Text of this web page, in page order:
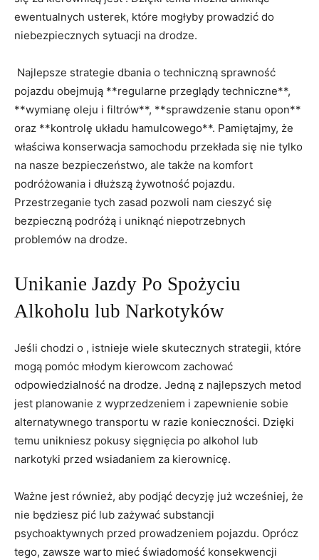
ewentualnych usterek, które mogłyby prowadzić do‌
niebezpiecznych sytuacji na ⁢drodze.‍
⁢ Najlepsze‌ strategie ⁣dbania o techniczną sprawność
pojazdu obejmują **regularne przeglądy techniczne**,
**wymianę oleju ​i ⁤filtrów**,​ **sprawdzenie ⁤stanu​ opon**⁤
oraz **kontrolę ​układu hamulcowego**. Pamiętajmy, ⁣że
właściwa ⁢konserwacja ⁢samochodu przekłada się nie tylko
na nasze ​bezpieczeństwo, ale także na komfort
podróżowania i ‌dłuższą żywotność pojazdu.
Przestrzeganie tych zasad pozwoli nam cieszyć⁢ się
bezpieczną ⁣podróżą i uniknąć‍ niepotrzebnych
problemów na drodze.
Unikanie ‌Jazdy Po Spożyciu
Alkoholu ⁤lub Narkotyków
Jeśli chodzi o , istnieje wiele skutecznych strategii, które
‌mogą pomóc młodym kierowcom ⁤zachować
⁣odpowiedzialność na drodze. ⁤Jedną z najlepszych⁣ metod
jest ‍planowanie z wyprzedzeniem i zapewnienie sobie
⁤alternatywnego transportu w razie ‌konieczności. ⁣Dzięki
temu unikniesz ‍pokusy ⁣sięgnięcia‍ po alkohol lub⁢
narkotyki przed wsiadaniem za kierownicę.
Ważne⁢ jest​ również, aby podjąć ⁢decyzję już ⁣wcześniej, że‌
nie będziesz pić lub⁤ zażywać⁤ substancji
psychoaktywnych przed prowadzeniem​ pojazdu. Oprócz
tego,​ zawsze warto mieć świadomość konsekwencji